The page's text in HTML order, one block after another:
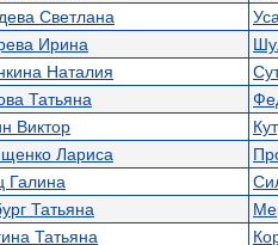
Светлана
Ирина
Наталия
Татьяна
Виктор
Лариса
Галина
Татьяна
Татьяна